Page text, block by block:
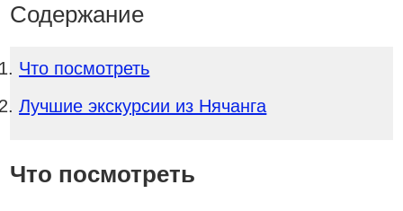
Содержание
Что посмотреть
Лучшие экскурсии из Нячанга
Что посмотреть